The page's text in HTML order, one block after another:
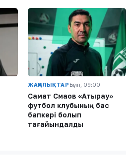
ЖАҢАЛЫҚТАР Бүгін, 09:00
Самат Смақов «Атырау»
футбол клубының бас
бапкері болып
тағайындалды